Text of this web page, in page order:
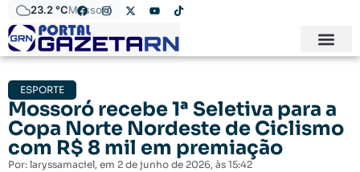
23.2 °CMossoró
ESPORTE
Mossoró recebe 1ª Seletiva para a
Copa Norte Nordeste de Ciclismo
com R$ 8 mil em premiação
Por: laryssamaciel, em 2 de junho de 2026, às 15:42